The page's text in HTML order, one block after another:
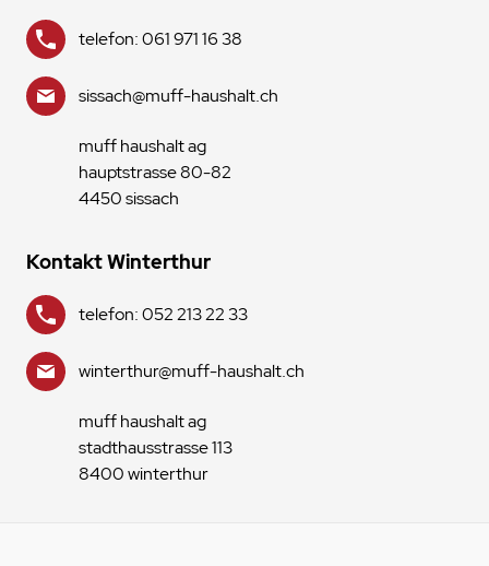
telefon: 061 971 16 38
sissach@muff-haushalt.ch
muff haushalt ag
hauptstrasse 80-82
4450 sissach
Kontakt Winterthur
telefon: 052 213 22 33
winterthur@muff-haushalt.ch
muff haushalt ag
stadthausstrasse 113
8400 winterthur